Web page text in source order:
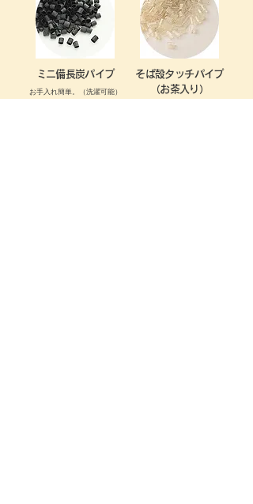
ミニ備長炭パイプ
お手入れ簡単。（洗濯可能）
そば殻タッチパイプ
（お茶入り）